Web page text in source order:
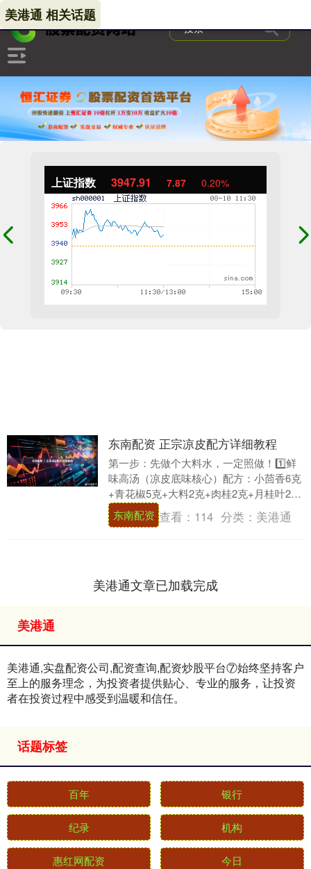
上证指数 3947.91 7.87 0.20%
美港通 相关话题
东南配资 ​正宗凉皮配方详细教程
第一步：先做个大料水，一定照做！1️⃣鲜
味高汤（凉皮底味核心）配方：小茴香6克
+青花椒5克+大料2克+肉桂2克+月桂叶2片
+老姜3片+矿泉水水800克关键：香料....
东南配资 查看： 114 分类： 美港通
美港通文章已加载完成
美港通
美港通,实盘配资公司,配资查询,配资炒股平台⑦始终坚持客户
至上的服务理念，为投资者提供贴心、专业的服务，让投资
者在投资过程中感受到温暖和信任。
话题标签
百年 银行
纪录 机构
惠红网配资 今日